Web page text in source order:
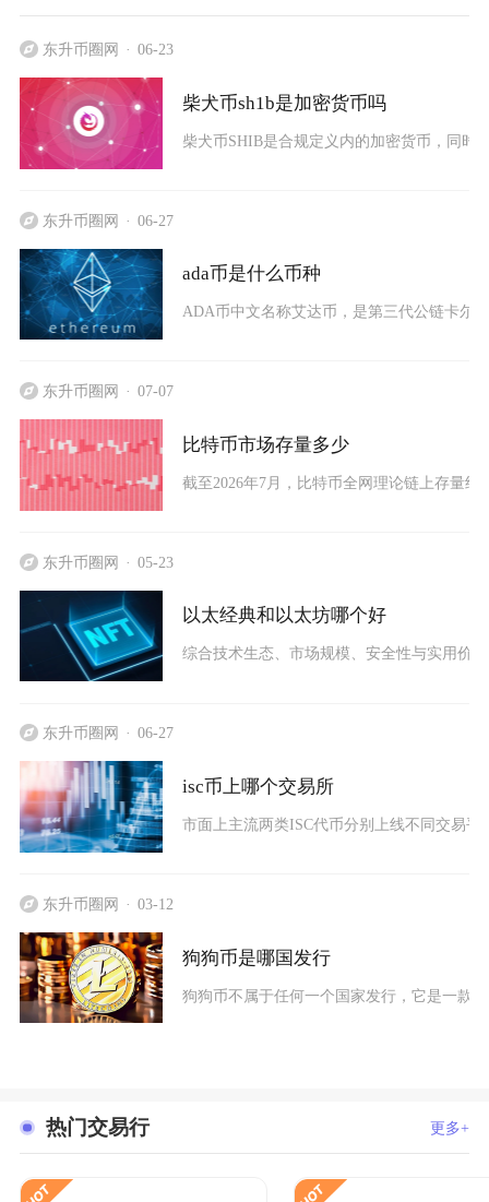
东升币圈网 06-23
柴犬币sh1b是加密货币吗
柴犬币SHIB是合规定义内的加密货币，同时
东升币圈网 06-27
ada币是什么币种
ADA币中文名称艾达币，是第三代公链卡尔
东升币圈网 07-07
比特币市场存量多少
截至2026年7月，比特币全网理论链上存量
东升币圈网 05-23
以太经典和以太坊哪个好
综合技术生态、市场规模、安全性与实用价
东升币圈网 06-27
isc币上哪个交易所
市面上主流两类ISC代币分别上线不同交易
东升币圈网 03-12
狗狗币是哪国发行
狗狗币不属于任何一个国家发行，它是一款
热门交易行 更多+